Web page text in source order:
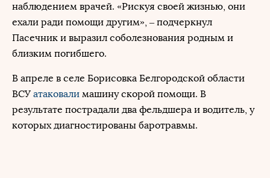
наблюдением врачей. «Рискуя своей жизнью, они
ехали ради помощи другим», – подчеркнул
Пасечник и выразил соболезнования родным и
близким погибшего.
В апреле в селе Борисовка Белгородской области
ВСУ атаковали машину скорой помощи. В
результате пострадали два фельдшера и водитель, у
которых диагностированы баротравмы.